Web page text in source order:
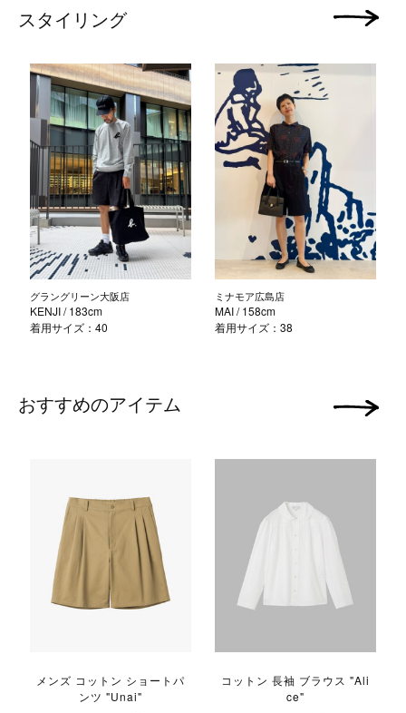
スタイリング
グラングリーン大阪店
KENJI/ 183cm
着用サイズ：40
ミナモア広島店
MAI/ 158cm
着用サイズ：38
次の画像
おすすめのアイテム
メンズ コットン ショートパ
ンツ "Unai"
コットン 長袖 ブラウス "Ali
ce"
次の画像